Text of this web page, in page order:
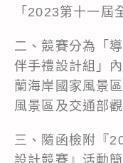
「2023第十一屆
二、競賽分為「
伴手禮設計組」
蘭海岸國家風景
風景區及交通部
三、隨函檢附『
設計競賽』活動